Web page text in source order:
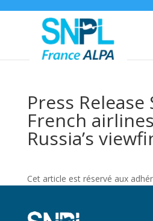
Press Release
French
Russia’s
Cet article est réservé aux